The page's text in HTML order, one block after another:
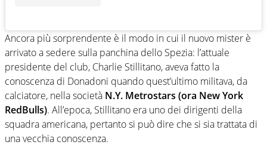
Ancora più sorprendente è il modo in cui il nuovo mister è
arrivato a sedere sulla panchina dello Spezia: l’attuale
presidente del club, Charlie Stillitano, aveva fatto la
conoscenza di Donadoni quando quest’ultimo militava, da
calciatore, nella società N.Y. Metrostars (ora New York
RedBulls). All’epoca, Stillitano era uno dei dirigenti della
squadra americana, pertanto si può dire che si sia trattata di
una vecchia conoscenza.